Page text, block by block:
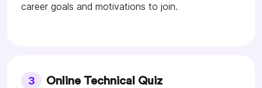
career goals and motivations to join.
3
Online Technical Quiz